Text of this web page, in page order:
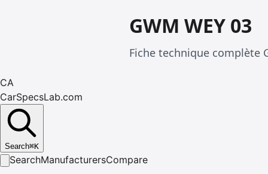
GWM WEY 03
Fiche technique complète
CA
CarSpecsLab.com
Search⌘K
SearchManufacturersCompare